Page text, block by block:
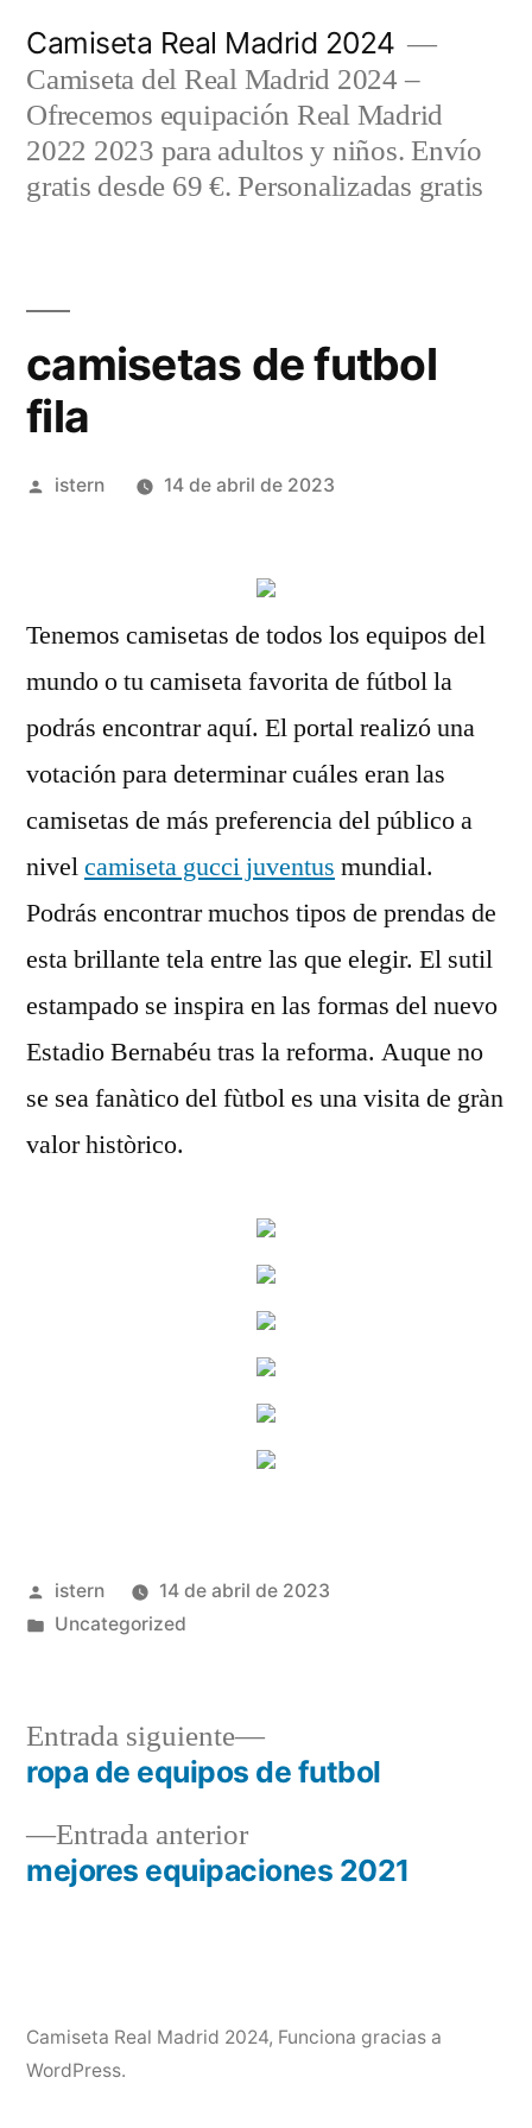
contenido
Camiseta Real Madrid 2024
Camiseta del Real Madrid 2024 –
Ofrecemos equipación Real Madrid
2022 2023 para adultos y niños. Envío
gratis desde 69 €. Personalizadas gratis
camisetas de futbol
fila
Publicado
istern 14 de abril de 2023
Tenemos camisetas de todos los equipos del
mundo o tu camiseta favorita de fútbol la
podrás encontrar aquí. El portal realizó una
votación para determinar cuáles eran las
camisetas de más preferencia del público a
nivelcamiseta gucci juventus mundial.
Podrás encontrar muchos tipos de prendas de
esta brillante tela entre las que elegir. El sutil
estampado se inspira en las formas del nuevo
Estadio Bernabéu tras la reforma. Auque no
se sea fanàtico del fùtbol es una visita de gràn
valor històrico.
Publicado
por
istern
14 de abril de 2023
Publicado
Uncategorized
Navegación
de
entradas
Entrada anteriorEntrada
anterior:
mejores equipaciones 2021
Entrada siguiente
Entrada
siguiente:
ropa de equipos de futbol
Camiseta Real Madrid 2024, Funciona gracias a
WordPress.